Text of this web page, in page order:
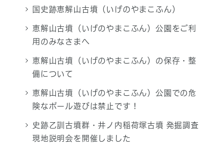
国史跡恵解山古墳（いげのやまこふん）
恵解山古墳（いげのやまこふん）公園をご利
用のみなさまへ
恵解山古墳（いげのやまこふん）の保存・整
備について
恵解山古墳（いげのやまこふん）公園での危
険なボール遊びは禁止です！
史跡乙訓古墳群・井ノ内稲荷塚古墳 発掘調査
現地説明会を開催しました